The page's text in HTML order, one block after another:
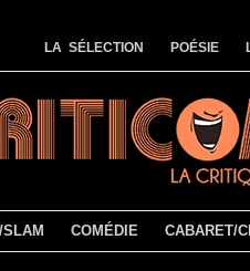
LA SÉLECTION POÉSIE
SLAM COMÉDIE CABARET/